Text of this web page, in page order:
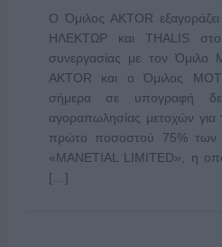
Ο Όμιλος AKTOR
ΗΛΕΚΤΩΡ και THALIS στο
συνεργασίας με τον
AKTOR και ο Όμιλος
σήμερα σε υπογραφή
αγοραπωλησίας μετοχών
πρώτο ποσοστού 75% των
«MANETIAL LIMITED», η
[…]